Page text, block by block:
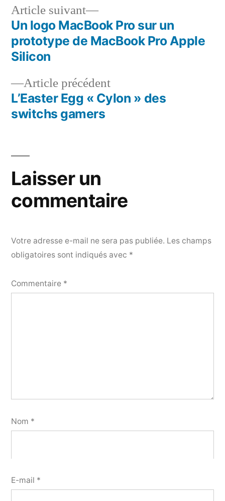
Navigation
de
l’article
Article précédentArticle
précédent :
L’Easter Egg « Cylon » des
switchs gamers
Article suivant
Article
suivant :
Un logo MacBook Pro sur un
prototype de MacBook Pro Apple
Silicon
Laisser un
commentaire
Votre adresse e-mail ne sera pas publiée. Les champs
obligatoires sont indiqués avec *
Commentaire *
Nom *
E-mail *